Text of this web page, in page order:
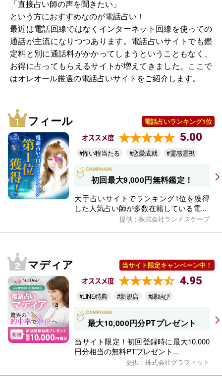
「直接占い師の声を聞きたい」
という方におすすめなのが電話占い！
最近は電話回線ではなくインターネット回線を使っての
通話が主流になりつつあります。電話占いサイトでも鑑
定料と別に通話料がかかってしまうということもなく、
お得に占ってもらえるサイトが増えてきました。ここで
はオレオール厳選の電話占いサイトをご紹介します。
フィール 電話占いランキング1位
オススメ度 5.00
#怖い程当たる #恋愛成就 #霊感霊視
初回最大9,000円無料鑑定！
大手占いサイトでランキング1位を獲得
した人気占い師が多数在籍している電...
提供：株式会社ランドスケープ
マディア 当サイト限定キャンペーン中！
オススメ度 4.95
#LINE特典 #新規店 #縁結び
最大10,000円分PTプレゼント
当サイト限定！初回登録時に最大10,000
円分相当の無料PTプレゼント...
提供：株式会社グラフィット